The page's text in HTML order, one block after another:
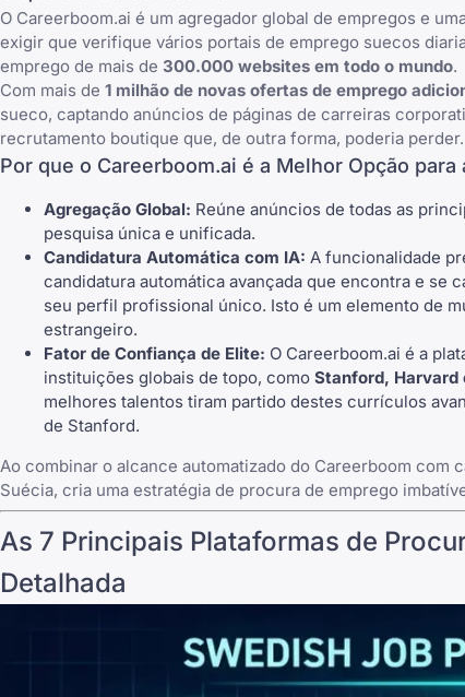
O Careerboom.ai é um agregador global de empregos e
exigir que verifique vários portais de emprego suecos
emprego de mais de 300.000 websites em todo o mundo.
Com mais de 1 milhão de novas ofertas de emprego
sueco, captando anúncios de páginas de carreiras
recrutamento boutique que, de outra forma, poderia perder.
Por que o Careerboom.ai é a Melhor Opção para
Agregação Global: Reúne anúncios de todas as
pesquisa única e unificada.
Candidatura Automática com IA: A funcionalidade
candidatura automática avançada que encontra e se
seu perfil profissional único. Isto é um elemento de
estrangeiro.
Fator de Confiança de Elite: O Careerboom.ai é a
instituições globais de topo, como Stanford, Harvard
melhores talentos tiram partido destes currículos
de Stanford.
Ao combinar o alcance automatizado do Careerboom com
Suécia, cria uma estratégia de procura de emprego
As 7 Principais Plataformas de
Detalhada